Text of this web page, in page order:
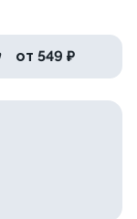
от 549 ₽